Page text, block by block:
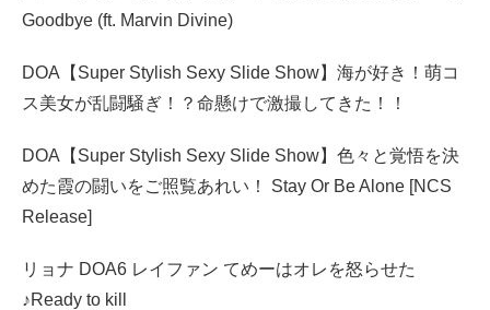
Goodbye (ft. Marvin Divine)
DOA【Super Stylish Sexy Slide Show】海が好き！萌コ
ス美女が乱闘騒ぎ！？命懸けで激撮してきた！！
DOA【Super Stylish Sexy Slide Show】色々と覚悟を決
めた霞の闘いをご照覧あれい！ Stay Or Be Alone [NCS
Release]
リョナ DOA6 レイファン てめーはオレを怒らせた
♪Ready to kill